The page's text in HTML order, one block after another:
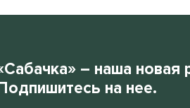
– наша новая
на нее.